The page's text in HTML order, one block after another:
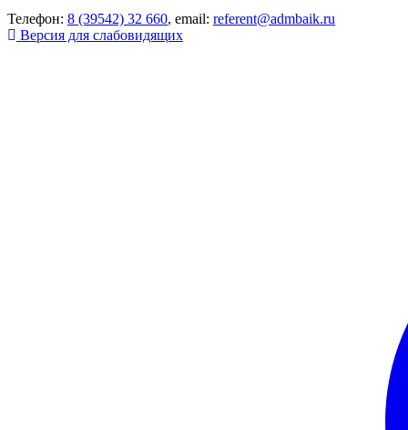
Телефон: 8 (39542) 32 660, email: referent@admbaik.ru
Версия для слабовидящих